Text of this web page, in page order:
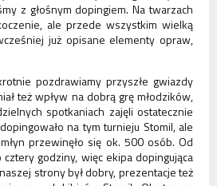
z głośnym dopingiem. Na twarzach
ale przede wszystkim wielką
już opisane elementy opraw,
pozdrawiamy przyszłe gwiazdy
też wpływ na dobrą grę młodzików,
spotkaniach zajęli ostatecznie
na tym turnieju Stomil, ale
przewinęło się ok. 500 osób. Od
godziny, więc ekipa dopingująca
strony był dobry, prezentacje też